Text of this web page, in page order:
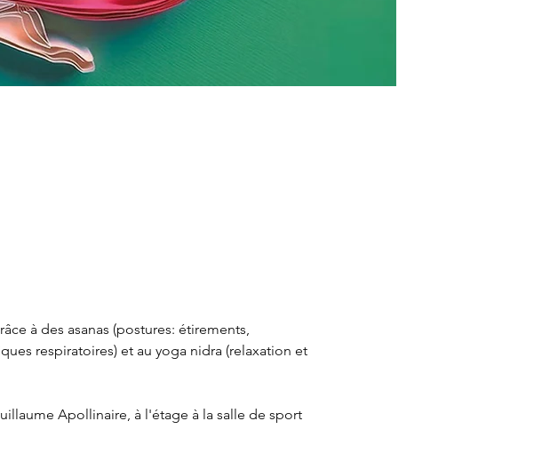
à des asanas (postures: étirements,
respiratoires) et au yoga nidra (relaxation et
Apollinaire, à l'étage à la salle de sport